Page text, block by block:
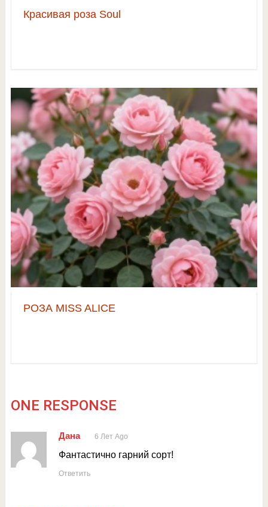
Красивая роза Soul
РОЗА MISS ALICE
ONE RESPONSE
Дана 6 Лет Ago
Фантастично гарний сорт!
Ответить